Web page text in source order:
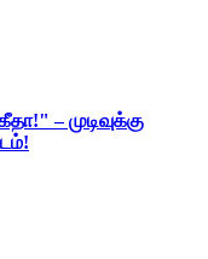
– முடிவுக்கு